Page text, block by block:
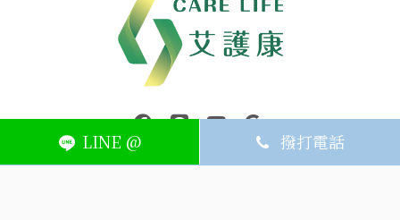
LINE @ 撥打電話
中壢醫療器材｜醫療器材補助｜出院醫療器材｜平鎮醫療器材｜艾
連結到facebook(另開視窗)
連結到Line(另開視窗)
連結到Youtube(另開視窗)
ABOUT